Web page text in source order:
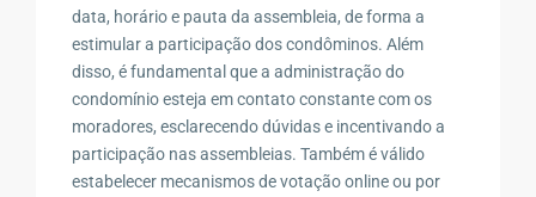
data, horário e pauta da assembleia, de forma a
estimular a participação dos condôminos. Além
disso, é fundamental que a administração do
condomínio esteja em contato constante com os
moradores, esclarecendo dúvidas e incentivando a
participação nas assembleias. Também é válido
estabelecer mecanismos de votação online ou por